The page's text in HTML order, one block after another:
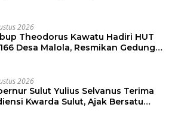
2026
Theodorus Kawatu Hadiri HUT
Desa Malola, Resmikan Gedung
2026
Sulut Yulius Selvanus Terima
Kwarda Sulut, Ajak Bersatu